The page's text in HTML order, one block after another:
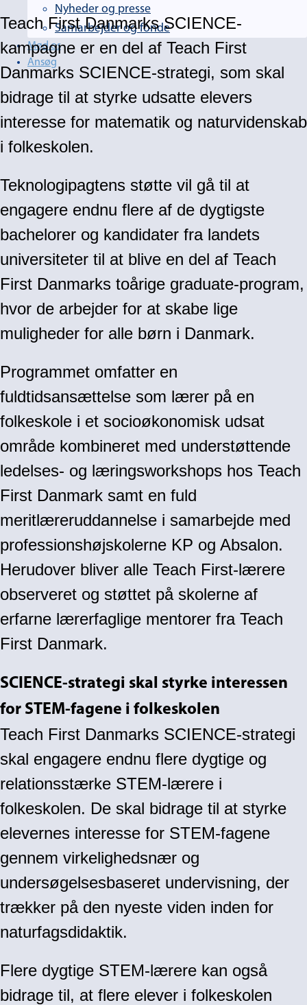
Nyheder og presse
Samarbejder og fonde
Mød os
Ansøg
Teach First Danmarks SCIENCE-
kampagne er en del af Teach First
Danmarks SCIENCE-strategi, som skal
bidrage til at styrke udsatte elevers
interesse for matematik og naturvidenskab
i folkeskolen.
Teknologipagtens støtte vil gå til at
engagere endnu flere af de dygtigste
bachelorer og kandidater fra landets
universiteter til at blive en del af Teach
First Danmarks toårige graduate-program,
hvor de arbejder for at skabe lige
muligheder for alle børn i Danmark.
Programmet omfatter en
fuldtidsansættelse som lærer på en
folkeskole i et socioøkonomisk udsat
område kombineret med understøttende
ledelses- og læringsworkshops hos Teach
First Danmark samt en fuld
meritlæreruddannelse i samarbejde med
professionshøjskolerne KP og Absalon.
Herudover bliver alle Teach First-lærere
observeret og støttet på skolerne af
erfarne lærerfaglige mentorer fra Teach
First Danmark.
SCIENCE-strategi skal styrke interessen
for STEM-fagene i folkeskolen
Teach First Danmarks SCIENCE-strategi
skal engagere endnu flere dygtige og
relationsstærke STEM-lærere i
folkeskolen. De skal bidrage til at styrke
elevernes interesse for STEM-fagene
gennem virkelighedsnær og
undersøgelsesbaseret undervisning, der
trækker på den nyeste viden inden for
naturfagsdidaktik.
Flere dygtige STEM-lærere kan også
bidrage til, at flere elever i folkeskolen